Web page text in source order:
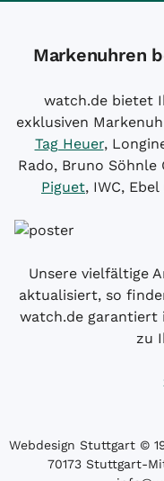
Markenuhren
watch.de bietet
exklusiven
Tag Heuer,
Rado, Bruno Söhnle
Piguet, IWC,
Unsere vielfältige
aktualisiert, so
watch.de garantiert
zu
Webdesign Stuttgart ©
70173 Stuttgart-